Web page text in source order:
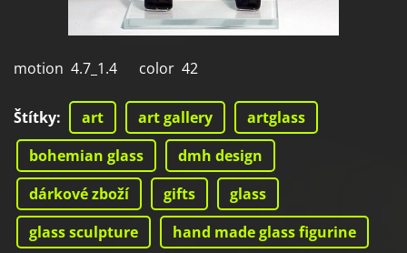
motion 4.7_1.4 color 42
Štítky: art art gallery
artglass
bohemian glass
dmh design
dárkové zboží
gifts
glass
glass sculpture
hand made glass figurine